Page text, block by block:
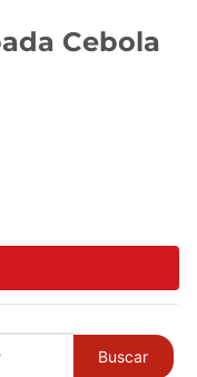
Cebola
Buscar